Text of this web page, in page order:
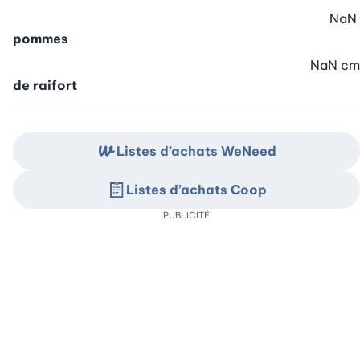
pommes
NaN
de raifort
NaN cm
Listes d’achats WeNeed
Listes d’achats Coop
PUBLICITÉ